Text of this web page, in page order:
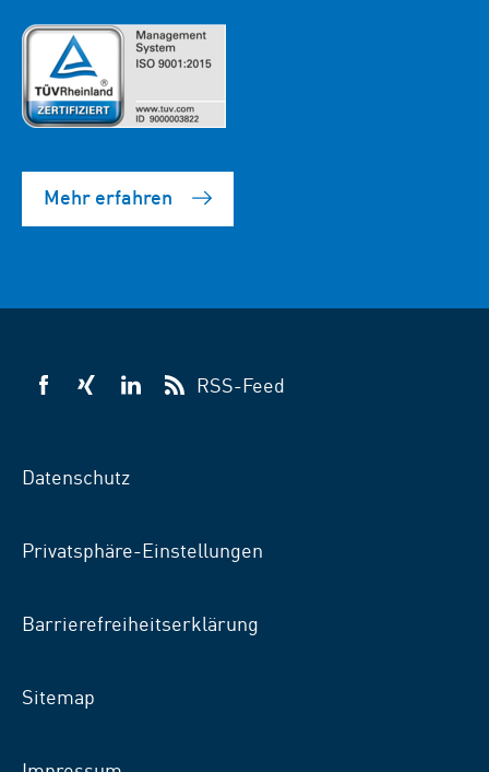
Mehr erfahren
VSB
VSB
VSB
RSS-Feed
Datenschutz
Privatsphäre-Einstellungen
Barrierefreiheitserklärung
Sitemap